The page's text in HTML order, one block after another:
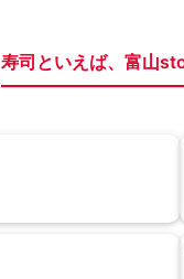
キャンペーン
個人情報の取り扱
寿司といえば、富山